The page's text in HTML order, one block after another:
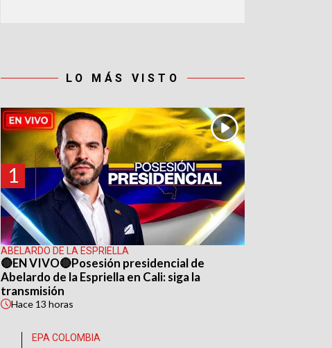
LO MÁS VISTO
1
ABELARDO DE LA ESPRIELLA
🔴EN VIVO🔴Posesión presidencial de
Abelardo de la Espriella en Cali: siga la
transmisión
Hace 13 horas
EPA COLOMBIA